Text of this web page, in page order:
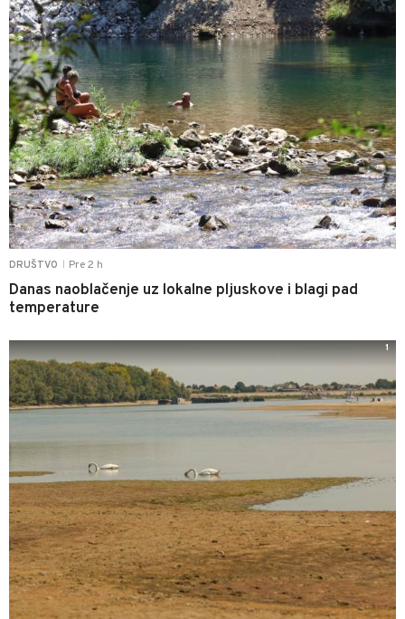
DRUŠTVO Pre 2 h
Danas naoblačenje uz lokalne pljuskove i blagi pad
temperature
1